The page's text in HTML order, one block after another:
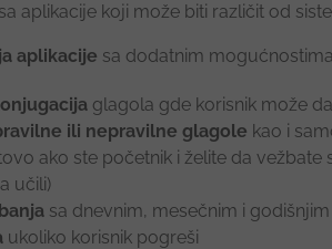
aplikacije koji može biti različit od
aplikacije sa dodatnim
glagola gde korisnik može
ili nepravilne glagole kao i
ako ste početnik i želite da vežbate
učili)
sa dnevnim, mesečnim i
ukoliko korisnik pogreši